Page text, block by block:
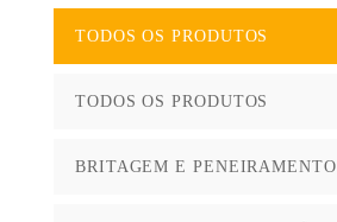
TODOS OS PRODUTOS
TODOS OS PRODUTOS
BRITAGEM E PENEIRAMENTO